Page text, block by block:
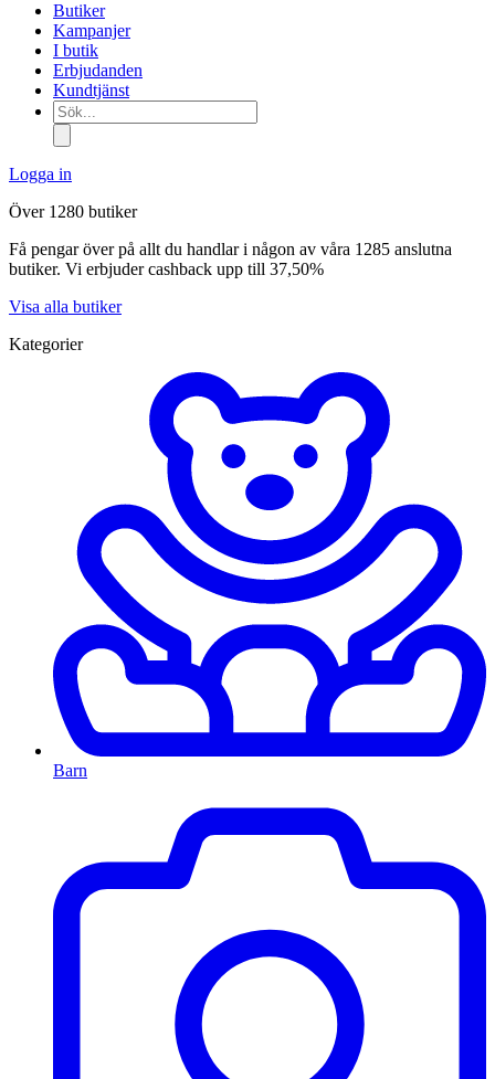
Butiker
Kampanjer
I butik
Erbjudanden
Kundtjänst
Sök...
Logga in
Över 1280 butiker
Få pengar över på allt du handlar i någon av våra 1285 anslutna
butiker. Vi erbjuder cashback upp till 37,50%
Visa alla butiker
Kategorier
Barn